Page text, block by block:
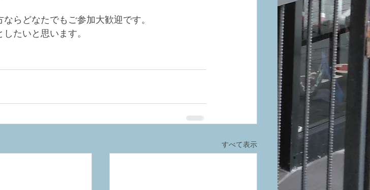
らどなたでもご参加大歓迎です。
たいと思います。
すべて表示